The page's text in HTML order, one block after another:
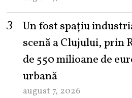
Un fost spațiu
scenă a Clujului, prin
de 550 milioane de
urbană
august 7, 2026